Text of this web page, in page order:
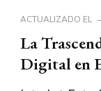
ACTUALIZADO EL
La
Digital en